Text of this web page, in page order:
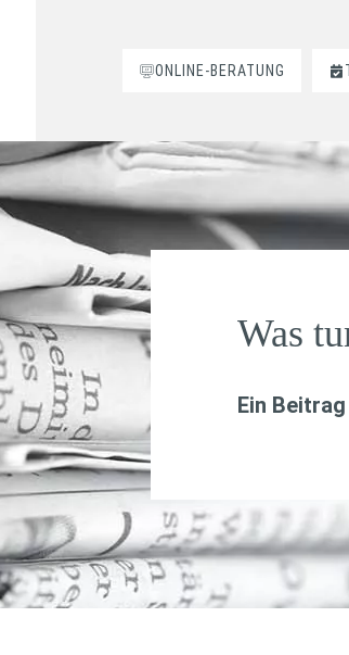
ONLINE-BERATUNG
Was
Ein